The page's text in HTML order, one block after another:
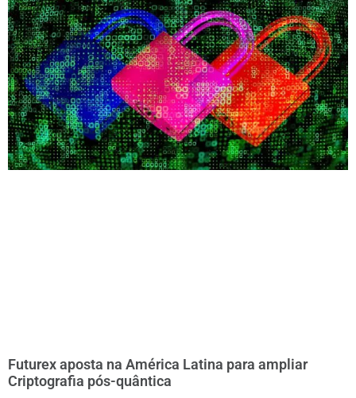
Futurex aposta na América Latina para ampliar
Criptografia pós-quântica